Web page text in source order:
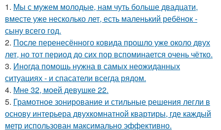
1. Мы с мужем молодые, нам чуть больше двадцати,
вместе уже несколько лет, есть маленький ребёнок -
сыну всего год.
2. После перенесённого ковида прошло уже около двух
лет, но тот период до сих пор вспоминается очень чётко.
3. Иногда помощь нужна в самых неожиданных
ситуациях - и спасатели всегда рядом.
4. Мне 32, моей девушке 22.
5. Грамотное зонирование и стильные решения легли в
основу интерьера двухкомнатной квартиры, где каждый
метр использован максимально эффективно.